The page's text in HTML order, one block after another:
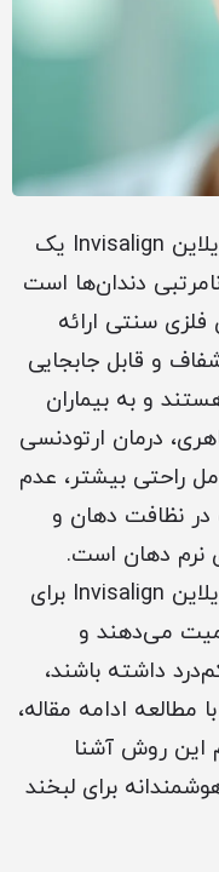
ارتودنسی شفاف با تکنولوژی اینویزیلاین Invisalign یک
دندان‌ها است
سنتی ارائه
و قابل جابجایی
و به بیماران
درمان ارتودنسی
راحتی بیشتر، عدم
نظافت دهان و
نرم دهان است.
ارتودنسی شفاف با تکنولوژی اینویزیلاین Invisalign برای
می‌دهند و
داشته باشند،
ادامه مقاله،
این روش آشنا
برای لبخند